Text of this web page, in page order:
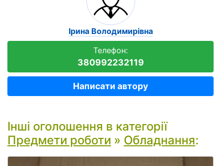
Ірина Володимирівна
Телефон:
380992232119
Написати автору
Інші оголошення в категорії
Предмети роботи » Обладнання: